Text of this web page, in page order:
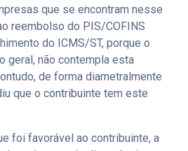
que se encontram nesse
reembolso do PIS/COFINS
do ICMS/ST, porque o
geral, não contempla esta
de forma diametralmente
que o contribuinte tem este
foi favorável ao contribuinte, a